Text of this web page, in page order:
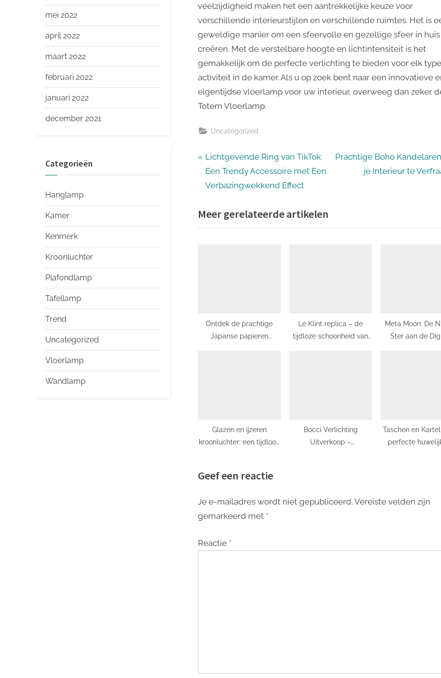
veelzijdigheid maken het een aantrekkelijke keuze voor
verschillende interieurstijlen en verschillende ruimtes. Het is
geweldige manier om een ​​sfeervolle en gezellige sfeer in
creëren. Met de verstelbare hoogte en lichtintensiteit is het
gemakkelijk om de perfecte verlichting te bieden voor elk type
activiteit in de kamer. Als u op zoek bent naar een innovatieve
eigentijdse vloerlamp voor uw interieur, overweeg dan zeker
Totem Vloerlamp.
Uncategorized
Bericht
navigatie
P
r
e
i
o
:
Lichtgevende Ring van TikTok:
Een Trendy Accessoire met Een
Verbazingwekkend Effect
N
o
Prachtige Boho
je Interieur te
Meer gerelateerde artikelen
Ontdek de prachtige
Japanse papieren
Le Klint replica – de
tijdloze schoonheid van
Meta Moon: De
Ster aan de
Glazen en ijzeren
kroonluchter: een tijdloos
Bocci Verlichting
Uitverkoop –
Taschen en
perfecte
Geef een reactie
Je e-mailadres wordt niet gepubliceerd. Vereiste velden zijn
gemarkeerd met *
Reactie *
mei 2022
april 2022
maart 2022
februari 2022
januari 2022
december 2021
Categorieën
Hanglamp
Kamer
Kenmerk
Kroonluchter
Plafondlamp
Tafellamp
Trend
Uncategorized
Vloerlamp
Wandlamp